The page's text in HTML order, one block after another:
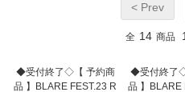
< Prev
全 14 商品 1
◆受付終了◇【 予約商
品 】BLARE FEST.23 R
◆受付終了
品 】BLARE